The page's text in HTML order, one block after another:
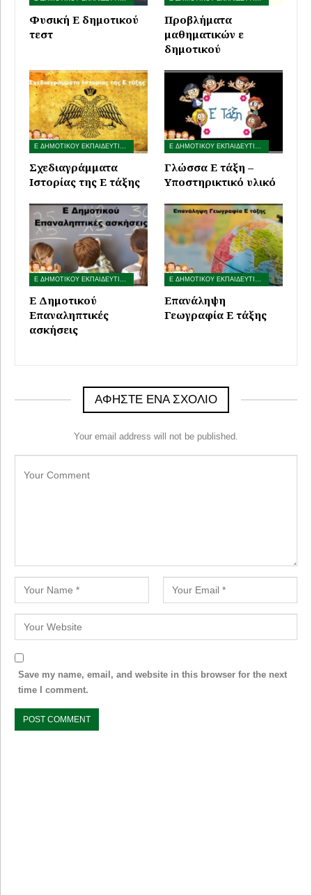
Φυσική Ε δημοτικού
τεστ
Προβλήματα
μαθηματικών ε
δημοτικού
Ε ΔΗΜΟΤΙΚΟΥ ΕΚΠΑΙΔΕΥΤΙΚΟ ΥΛΙΚΟ
Σχεδιαγράμματα
Ιστορίας της Ε τάξης
Ε ΔΗΜΟΤΙΚΟΥ ΕΚΠΑΙΔΕΥΤΙΚΟ ΥΛΙΚΟ
Γλώσσα Ε τάξη –
Υποστηρικτικό υλικό
Ε ΔΗΜΟΤΙΚΟΥ ΕΚΠΑΙΔΕΥΤΙΚΟ ΥΛΙΚΟ
Ε Δημοτικού
Επαναληπτικές
ασκήσεις
Ε ΔΗΜΟΤΙΚΟΥ ΕΚΠΑΙΔΕΥΤΙΚΟ ΥΛΙΚΟ
​Επανάληψη
Γεωγραφία Ε τάξης
ΑΦΉΣΤΕ ΈΝΑ ΣΧΌΛΙΟ
Your email address will not be published.
Save my name, email, and website in this browser for the next
time I comment.